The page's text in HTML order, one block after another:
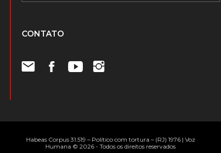
CONTATO
Habeas Corpus 31.519 – Político com tortura – (RJ) 1976 | Voz
Humana © 2026 - Todos os direitos reservados